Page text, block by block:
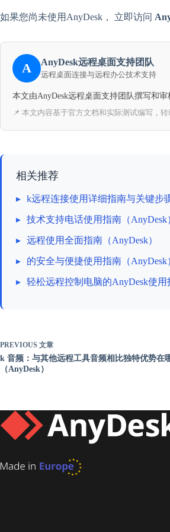
如果您尚未使用AnyDesk， 立即访问
A AnyDesk远程桌面支持团队
远程桌面连接与远程办公技术支持
本文由AnyDesk远程桌面支持团队撰写和
📌 本文内容基于官方文档和实际测试编写，转
相关推荐
▸ k远程连接使用详细指南与关键步
▸ 技术支持电话使用指南（AnyDesk
▸ 远程使用全面指南（AnyDesk）
▸ 的安全与便捷使用指南（AnyDesk
▸ 轻松远程控制电脑的AnyDesk使用
PREVIOUS 文章
k 音频：与其他远程工具音频相比独特优势在
（AnyDesk）